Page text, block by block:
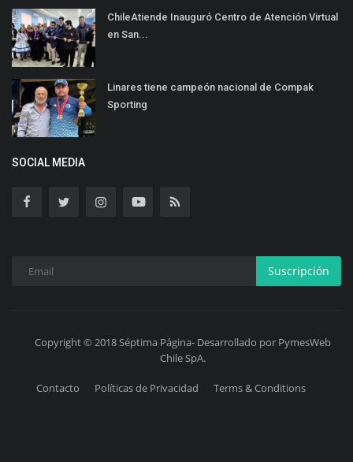
ChileAtiende Inauguró Centro de Atención Virtual
en San...
Linares tiene campeón nacional de Compak
Sporting
SOCIAL MEDIA
Suscripción
Copyright © 2018 Séptima Página- Desarrollado por PymesWeb
Chile SpA.
Contacto Políticas de Privacidad Terms & Conditions